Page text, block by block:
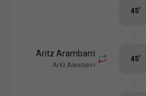
45’
Aritz Arambarri
Aritz Arambarri
45’